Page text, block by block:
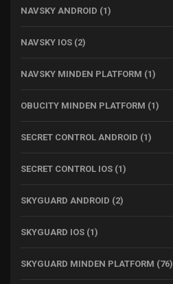
NAVSKY ANDROID (1)
NAVSKY IOS (2)
NAVSKY MINDEN PLATFORM (1)
OBUCITY MINDEN PLATFORM (1)
SECRET CONTROL ANDROID (1)
SECRET CONTROL IOS (1)
SKYGUARD ANDROID (2)
SKYGUARD IOS (1)
SKYGUARD MINDEN PLATFORM (76)